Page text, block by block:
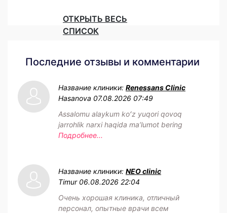
ОТКРЫТЬ ВЕСЬ
СПИСОК
Последние отзывы и комментарии
Название клиники: Renessans Clinic
Hasanova 07.08.2026 07:49
Assalomu alaykum koʻz yuqori qovoq
jarrohlik narxi haqida maʼlumot bering
Подробнее...
Название клиники: NEO clinic
Timur 06.08.2026 22:04
Очень хорошая клиника, отличный
персонал, опытные врачи всем